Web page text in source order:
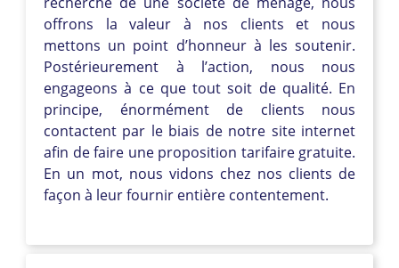
offrons la valeur à nos clients et nous
mettons un point d’honneur à les soutenir.
Postérieurement à l’action, nous nous
engageons à ce que tout soit de qualité. En
principe, énormément de clients nous
contactent par le biais de notre site internet
afin de faire une proposition tarifaire gratuite.
En un mot, nous vidons chez nos clients de
façon à leur fournir entière contentement.